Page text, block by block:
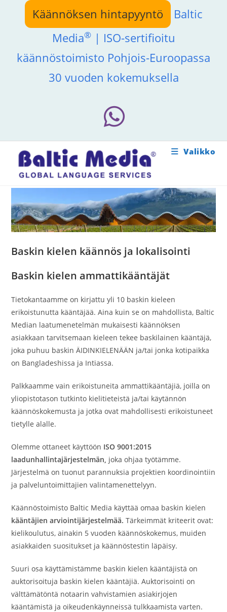
sisältöön
Käännöksen hintapyyntö
Baltic
Media®| ISO-sertifioitu
käännöstoimisto Pohjois-Euroopassa
30 vuoden kokemuksella
Valikko
Baskin kielen käännös ja lokalisointi
Baskin kielen ammattikääntäjät
Tietokantaamme on kirjattu yli 10 baskin kieleen
erikoistunutta kääntäjää. Aina kuin se on mahdollista, Baltic
Median laatumenetelmän mukaisesti käännöksen
asiakkaan tarvitsemaan kieleen tekee baskilainen kääntäjä,
joka puhuu baskin ÄIDINKIELENÄÄN ja/tai jonka kotipaikka
on Bangladeshissa ja Intiassa.
Palkkaamme vain erikoistuneita ammattikääntäjiä, joilla on
yliopistotason tutkinto kielitieteistä ja/tai käytännön
käännöskokemusta ja jotka ovat mahdollisesti erikoistuneet
tietylle alalle.
Olemme ottaneet käyttöön ISO 9001:2015
laadunhallintajärjestelmän, joka ohjaa työtämme.
Järjestelmä on tuonut parannuksia projektien koordinointiin
ja palveluntoimittajien valintamenettelyyn.
Käännöstoimisto Baltic Media käyttää omaa baskin kielen
kääntäjien arviointijärjestelmää.Tärkeimmät kriteerit ovat:
kielikoulutus, ainakin 5 vuoden käännöskokemus, muiden
asiakkaiden suositukset ja käännöstestin läpäisy.
Suuri osa käyttämistämme baskin kielen kääntäjistä on
auktorisoituja baskin kielen kääntäjiä. Auktorisointi on
välttämätöntä notaarin vahvistamien asiakirjojen
kääntämistä ja oikeudenkäynneissä tulkkaamista varten.